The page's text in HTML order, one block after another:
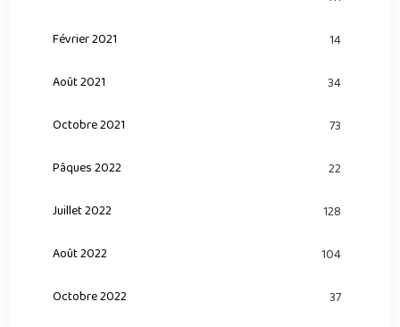
Février 2021 14
Août 2021 34
Octobre 2021 73
Pâques 2022 22
Juillet 2022 128
Août 2022 104
Octobre 2022 37